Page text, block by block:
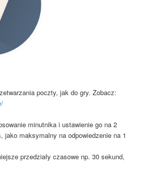
poczty, jak do gry. Zobacz:
minutnika i ustawienie go na 2
jako maksymalny na odpowiedzenie na 1
przedziały czasowe np. 30 sekund,